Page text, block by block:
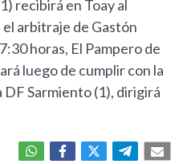
recibirá en Toay al
arbitraje de Gastón
horas, El Pampero de
luego de cumplir con la
Sarmiento (1), dirigirá